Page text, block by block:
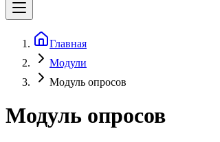
Главная
Модули
Модуль опросов
Модуль опросов